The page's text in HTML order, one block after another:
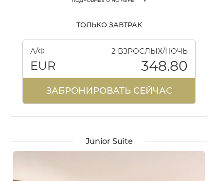
ТОЛЬКО ЗАВТРАК
А/Ф 2 ВЗРОСЛЫХ/НОЧЬ
EUR 348.80
ЗАБРОНИРОВАТЬ СЕЙЧАС
Junior Suite